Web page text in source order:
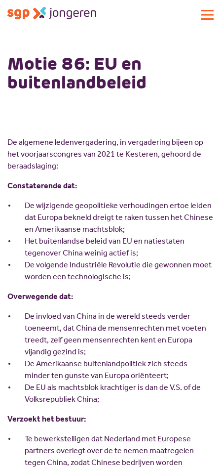
Activiteiten
Standpunten
Lid worden
Doneren
Vacatures
Scholing
Nieuw politiek talent
Gastlessen
Activiteitenkalender
Spreekbeurtpakket
JV Pakket
Over SGP-jongeren
Over SGP-jongeren
Geschiedenis
Commissies
Partners
ANBI
Landelijke SGP
Motie 86: EU en
buitenlandbeleid
De algemene ledenvergadering, in vergadering bijeen op
het voorjaarscongres van 2021 te Kesteren, gehoord de
beraadslaging:
Constaterende dat:
De wijzigende geopolitieke verhoudingen ertoe leiden
dat Europa bekneld dreigt te raken tussen het Chinese
en Amerikaanse machtsblok;
Het buitenlandse beleid van EU en natiestaten
tegenover China weinig actief is;
De volgende Industriële Revolutie die gewonnen moet
worden een technologische is;
Overwegende dat:
De invloed van China in de wereld steeds verder
toeneemt, dat China de mensenrechten met voeten
treedt, zelf geen mensenrechten kent en Europa
vijandig gezind is;
De Amerikaanse buitenlandpolitiek zich steeds
minder ten gunste van Europa oriënteert;
De EU als machtsblok krachtiger is dan de V.S. of de
Volksrepubliek China;
Verzoekt het bestuur:
Te bewerkstelligen dat Nederland met Europese
partners overlegt over de te nemen maatregelen
tegen China, zodat Chinese bedrijven worden